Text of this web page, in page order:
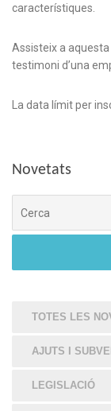
característiques.
Assisteix a
testimoni d’una
La data límit per
Novetats
TOTES LES
AJUTS I
LEGISLACIÓ